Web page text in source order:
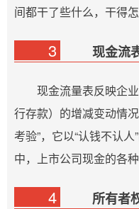
间都干了些什么，干得怎
3 现金流
现金流量表反映企
行存款）的增减变动情
考验”，它以“认钱不认
中，上市公司现金的各种
4 所有者